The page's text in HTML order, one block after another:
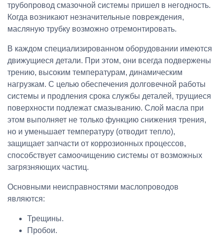
трубопровод смазочной системы пришел в негодность.
Когда возникают незначительные повреждения,
масляную трубку возможно отремонтировать.
В каждом специализированном оборудовании имеются
движущиеся детали. При этом, они всегда подвержены
трению, высоким температурам, динамическим
нагрузкам. С целью обеспечения долговечной работы
системы и продления срока службы деталей, трущиеся
поверхности подлежат смазыванию. Слой масла при
этом выполняет не только функцию снижения трения,
но и уменьшает температуру (отводит тепло),
защищает запчасти от коррозионных процессов,
способствует самоочищению системы от возможных
загрязняющих частиц.
Основными неисправностями маслопроводов
являются:
Трещины.
Пробои.